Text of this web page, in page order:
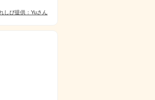
しぴ提供：Yuさん